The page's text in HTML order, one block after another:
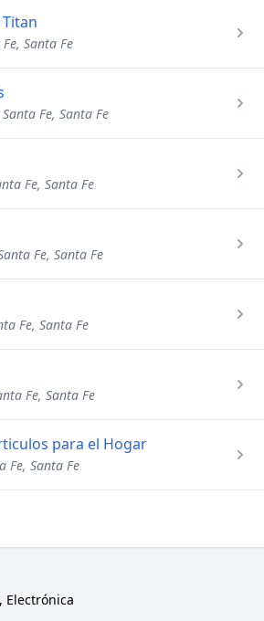
Santa Fe
Santa Fe, Santa Fe
Fe, Santa Fe
Fe, Santa Fe
Fe, Santa Fe
Fe, Santa Fe
para el Hogar
Fe, Santa Fe
Electrónica